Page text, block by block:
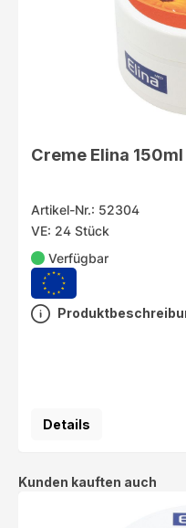
Creme Elina
Artikel-Nr.: 52304
VE: 24 Stück
Verfügbar
Details
Produktgalerie überspringen
Kunden kauften auch